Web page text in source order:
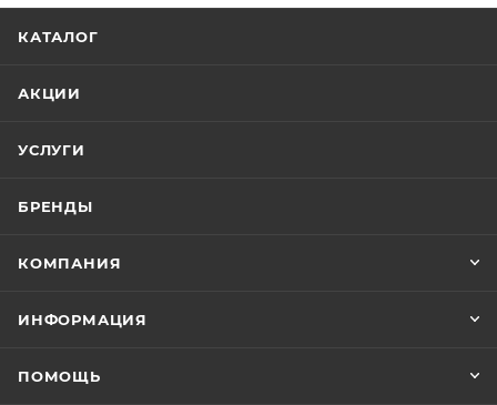
КАТАЛОГ
АКЦИИ
УСЛУГИ
БРЕНДЫ
КОМПАНИЯ
ИНФОРМАЦИЯ
ПОМОЩЬ